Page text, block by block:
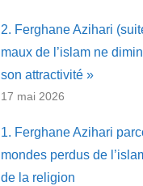
2. Ferghane Azihari
maux de l’islam ne
son attractivité »
17 mai 2026
1. Ferghane Azihari
mondes perdus de
de la religion